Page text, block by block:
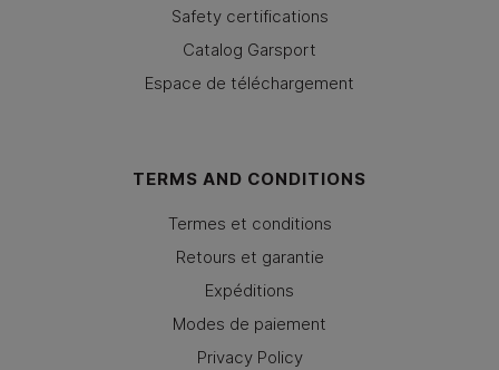
Safety certifications
Catalog Garsport
Espace de téléchargement
TERMS AND CONDITIONS
Termes et conditions
Retours et garantie
Expéditions
Modes de paiement
Privacy Policy